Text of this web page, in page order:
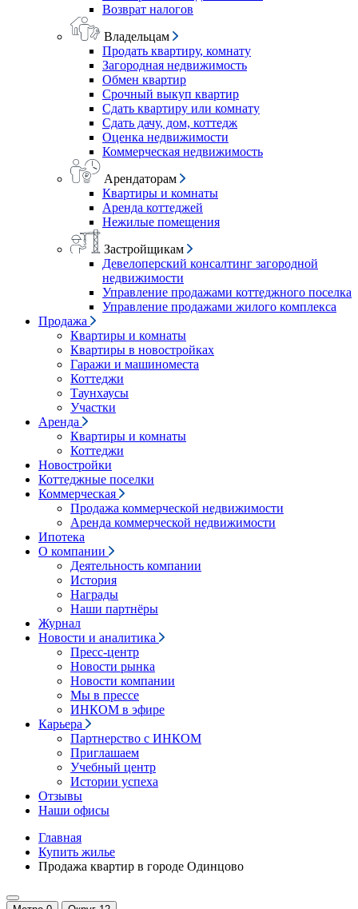
Возврат налогов
Владельцам
Продать квартиру, комнату
Загородная недвижимость
Обмен квартир
Срочный выкуп квартир
Сдать квартиру или комнату
Сдать дачу, дом, коттедж
Оценка недвижимости
Коммерческая недвижимость
Арендаторам
Квартиры и комнаты
Аренда коттеджей
Нежилые помещения
Застройщикам
Девелоперский консалтинг загородной
недвижимости
Управление продажами коттеджного поселка
Управление продажами жилого комплекса
Продажа
Квартиры и комнаты
Квартиры в новостройках
Гаражи и машиноместа
Коттеджи
Таунхаусы
Участки
Аренда
Квартиры и комнаты
Коттеджи
Новостройки
Коттеджные поселки
Коммерческая
Продажа коммерческой недвижимости
Аренда коммерческой недвижимости
Ипотека
О компании
Деятельность компании
История
Награды
Наши партнёры
Журнал
Новости и аналитика
Пресс-центр
Новости рынка
Новости компании
Мы в прессе
ИНКОМ в эфире
Карьера
Партнерство с ИНКОМ
Приглашаем
Учебный центр
Истории успеха
Отзывы
Наши офисы
Главная
Купить жилье
Продажа квартир в городе Одинцово